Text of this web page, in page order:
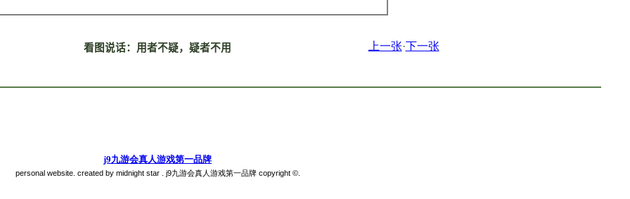
看图说话：用者不疑，疑者不用 上一张·下一张
j9九游会真人游戏第一品牌
personal website. created by midnight star . j9九游会真人游戏第一品牌 copyright ©.